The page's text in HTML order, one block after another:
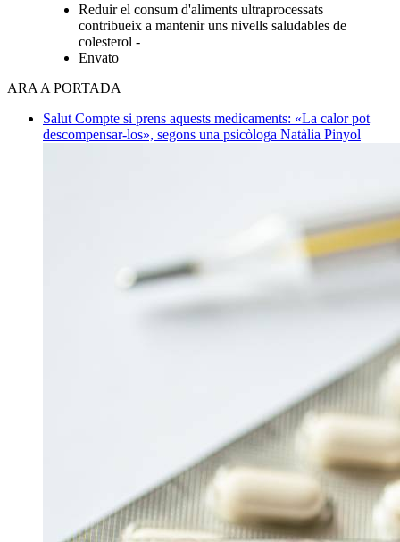
Reduir el consum d'aliments ultraprocessats
contribueix a mantenir uns nivells saludables de
colesterol -
Envato
ARA A PORTADA
Salut Compte si prens aquests medicaments: «La calor pot
descompensar-los», segons una psicòloga Natàlia Pinyol